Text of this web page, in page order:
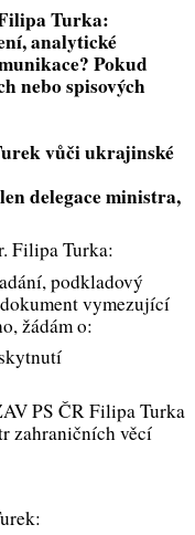
Turka:
analytické
Pokud
nebo spisových
vůči ukrajinské
delegace ministra,
Filipa Turka:
podkladový
vymezující
žádám o:
PS ČR Filipa Turka
zahraničních věcí